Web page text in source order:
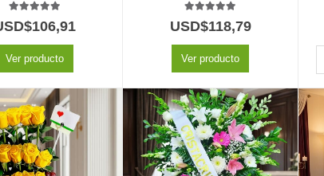
5.00out of 5
106,91
Ver producto
5.00out of 5
USD$118,79
Ver producto